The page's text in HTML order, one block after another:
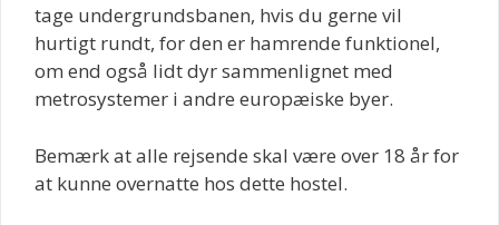
tage undergrundsbanen, hvis du gerne vil
hurtigt rundt, for den er hamrende funktionel,
om end også lidt dyr sammenlignet med
metrosystemer i andre europæiske byer.
Bemærk at alle rejsende skal være over 18 år for
at kunne overnatte hos dette hostel.